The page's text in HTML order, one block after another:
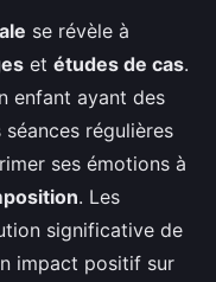
se révèle à
et études de cas.
enfant ayant des
régulières
ses émotions à
. Les
significative de
impact positif sur